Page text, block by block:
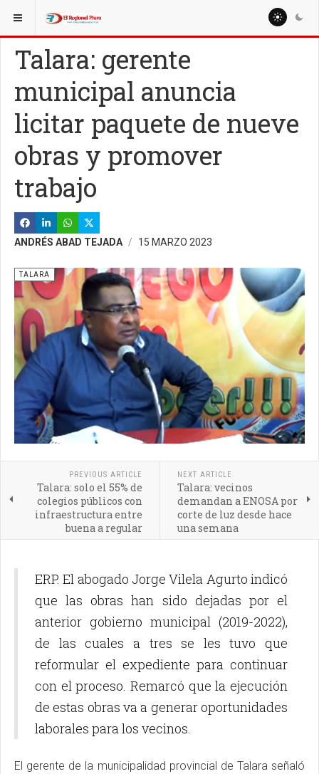
ESTÁ AQUÍ: REGIÓN PIURA
Talara: gerente
municipal anuncia
licitar paquete de nueve
obras y promover
trabajo
ANDRÉS ABAD TEJADA 15 MARZO 2023
TALARA
PREVIOUS ARTICLE
Talara: solo el 55% de
colegios públicos con
infraestructura entre
buena a regular
NEXT ARTICLE
Talara: vecinos
demandan a ENOSA por
corte de luz desde hace
una semana
ERP. El abogado Jorge Vilela Agurto indicó
que las obras han sido dejadas por el
anterior gobierno municipal (2019-2022),
de las cuales a tres se les tuvo que
reformular el expediente para continuar
con el proceso. Remarcó que la ejecución
de estas obras va a generar oportunidades
laborales para los vecinos.
El gerente de la municipalidad provincial de Talara señaló